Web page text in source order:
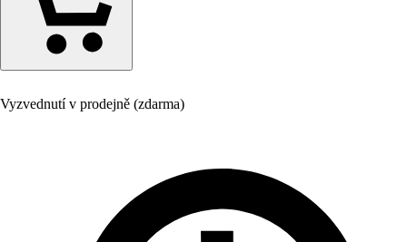
Vyzvednutí v prodejně (zdarma)